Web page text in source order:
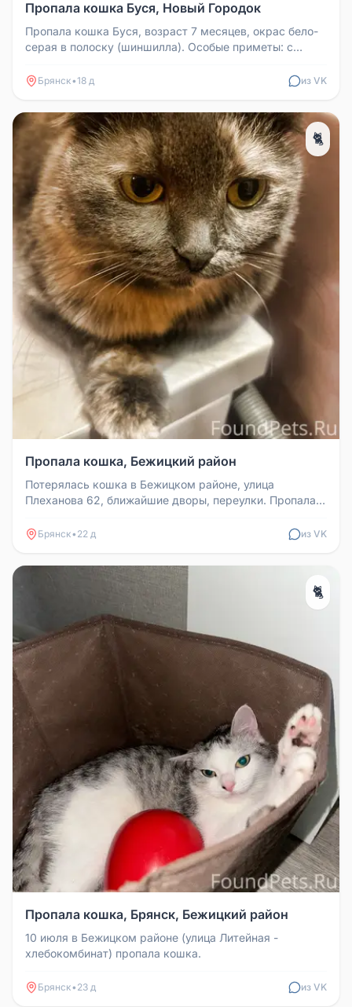
Пропала кошка Буся, Новый Городок
Пропала кошка Буся, возраст 7 месяцев, окрас бело-
серая в полоску (шиншилла). Особые приметы: с
Брянск•18 д из VK
🐈
Пропала кошка, Бежицкий район
Потерялась кошка в Бежицком районе, улица
Плеханова 62, ближайшие дворы, переулки. Пропала
Брянск• 22 д из VK
🐈
Пропала кошка, Брянск, Бежицкий район
10 июля в Бежицком районе (улица Литейная -
хлебокомбинат) пропала кошка.
Брянск• 23 д из VK